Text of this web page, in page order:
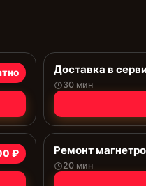
Доставка в
30 мин
₽ Ремонт
20 мин